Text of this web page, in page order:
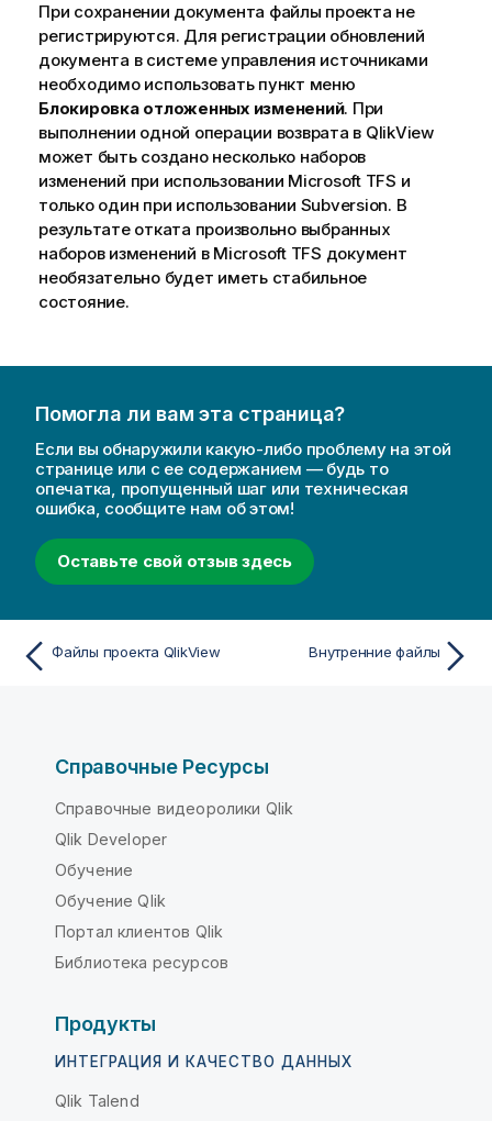
При сохранении документа файлы проекта не
регистрируются. Для регистрации обновлений
документа в системе управления источниками
необходимо использовать пункт меню
Блокировка отложенных изменений. При
выполнении одной операции возврата в QlikView
может быть создано несколько наборов
изменений при использовании Microsoft TFS и
только один при использовании Subversion. В
результате отката произвольно выбранных
наборов изменений в Microsoft TFS документ
необязательно будет иметь стабильное
состояние.
Помогла ли вам эта страница?
Если вы обнаружили какую-либо проблему на этой
странице или с ее содержанием — будь то
опечатка, пропущенный шаг или техническая
ошибка, сообщите нам об этом!
Оставьте свой отзыв здесь
Файлы проекта QlikView Внутренние файлы
Справочные Ресурсы
Справочные видеоролики Qlik
Qlik Developer
Обучение
Обучение Qlik
Портал клиентов Qlik
Библиотека ресурсов
Продукты
ИНТЕГРАЦИЯ И КАЧЕСТВО ДАННЫХ
Qlik Talend